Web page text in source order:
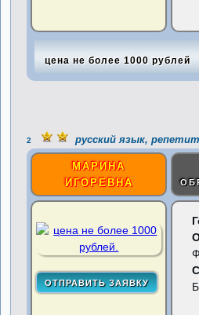
цена не более 1000 рублей
2 русский язык,
МАРИНА
ИГОРЕВНА